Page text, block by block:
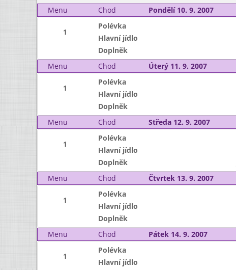
Menu
Chod Pondělí 10. 9. 2007
1
Polévka
Hlavní jídlo
Doplněk
Menu
Chod Úterý 11. 9. 2007
1
Polévka
Hlavní jídlo
Doplněk
Menu
Chod Středa 12. 9. 2007
1
Polévka
Hlavní jídlo
Doplněk
Menu
Chod Čtvrtek 13. 9. 2007
1
Polévka
Hlavní jídlo
Doplněk
Menu
Chod Pátek 14. 9. 2007
1
Polévka
Hlavní jídlo